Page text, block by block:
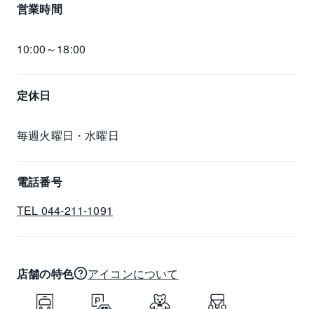
営業時間
10:00～18:00
定休日
毎週火曜日・水曜日
電話番号
TEL 044-211-1091
店舗の特色 アイコンについて